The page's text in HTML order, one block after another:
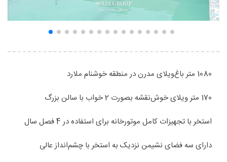
1080 متر باغ‌ویلای مدرن در منطقه خوشنام ملارد
170 متر ویلای خوش‌نقشه بصورت 2 خواب با سالن بزرگ
استخر با تجهیزات کامل موتورخانه برای استفاده در 4 فصل سال
دارای سه فضای نشیمن نزدیک به استخر با چشم‌انداز عالی